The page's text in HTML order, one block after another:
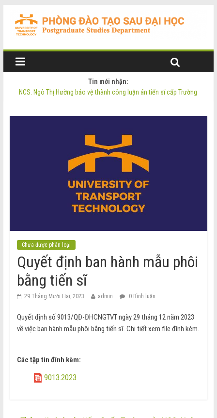
Tin mới nhận:
NCS. Ngô Thị Hường bảo vệ thành công luận án tiến sĩ cấp Trường
NCS. Phạm Thị Oanh bảo vệ thành công luận án tiến sĩ cấp Trường
Chưa được phân loại
Quyết định ban hành mẫu phôi
bằng tiến sĩ
29 Tháng Mười Hai, 2023 admin 0 Bình luận
Quyết định số 9013/QĐ-ĐHCNGTVT ngày 29 tháng 12 năm 2023
về việc ban hành mẫu phôi bằng tiến sĩ. Chi tiết xem file đính kèm.
Các tập tin đính kèm:
9013.2023